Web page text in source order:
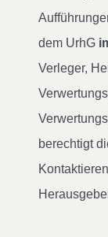
dem UrhG
Verleger,
berechtigt